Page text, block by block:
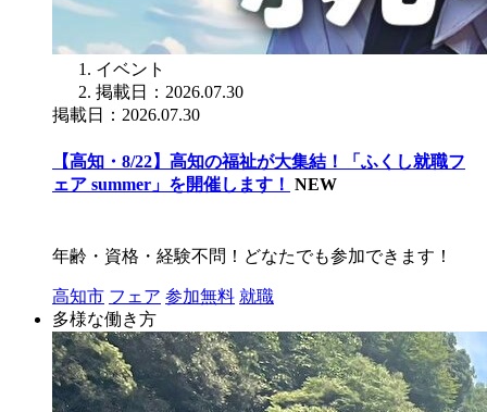
イベント
掲載日：2026.07.30
掲載日：2026.07.30
【高知・8/22】高知の福祉が大集結！「ふくし就職フ
ェア summer」を開催します！ NEW
年齢・資格・経験不問！どなたでも参加できます！
高知市 フェア 参加無料 就職
多様な働き方